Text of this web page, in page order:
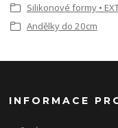
Silikonové formy •
Andělky do 20cm
INFORMACE